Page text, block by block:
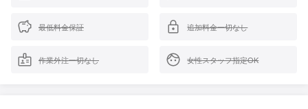
最低料金保証 追加料金一切なし
作業外注一切なし 女性スタッフ指定OK